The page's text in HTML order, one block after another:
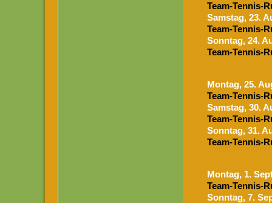
Team-Tennis-
Samstag, 23.
Team-Tennis-
Sonntag, 24.
Team-Tennis-
Montag, 25.
Team-Tennis-
Samstag, 30.
Team-Tennis-
Sonntag, 31.
Team-Tennis-
Montag, 1.
Team-Tennis-
Sonntag, 7.